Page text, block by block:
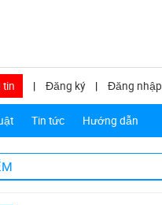
| Đăng ký | Đăng nhập
Tin tức Hướng dẫn